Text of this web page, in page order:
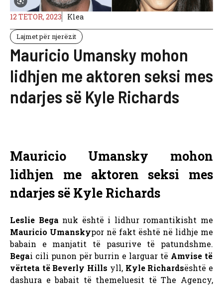
12 TETOR, 2023 Klea
Lajmet për njerëzit
Mauricio Umansky mohon
lidhjen me aktoren seksi mes
ndarjes së Kyle Richards
Mauricio Umansky mohon
lidhjen me aktoren seksi mes
ndarjes së Kyle Richards
Leslie Bega nuk është i lidhur romantikisht me
Mauricio Umanskypor në fakt është në lidhje me
babain e manjatit të pasurive të patundshme.
Begai cili punon për burrin e larguar të Amvise të
vërteta të Beverly Hills yll, Kyle Richardsështë e
dashura e babait të themeluesit të The Agency,